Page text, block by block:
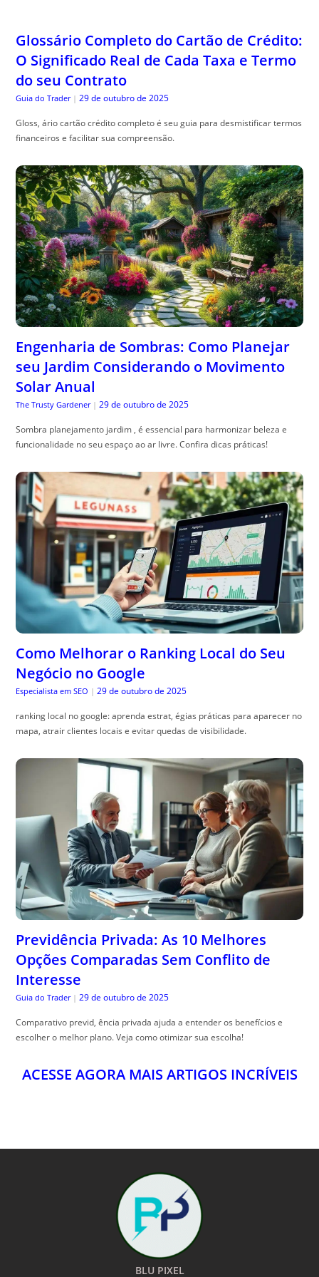
Glossário Completo do Cartão de Crédito:
O Significado Real de Cada Taxa e Termo
do seu Contrato
Guia do Trader | 29 de outubro de 2025
Gloss, ário cartão crédito completo é seu guia para desmistificar termos
financeiros e facilitar sua compreensão.
Engenharia de Sombras: Como Planejar
seu Jardim Considerando o Movimento
Solar Anual
The Trusty Gardener | 29 de outubro de 2025
Sombra planejamento jardim , é essencial para harmonizar beleza e
funcionalidade no seu espaço ao ar livre. Confira dicas práticas!
Como Melhorar o Ranking Local do Seu
Negócio no Google
Especialista em SEO | 29 de outubro de 2025
ranking local no google: aprenda estrat, égias práticas para aparecer no
mapa, atrair clientes locais e evitar quedas de visibilidade.
Previdência Privada: As 10 Melhores
Opções Comparadas Sem Conflito de
Interesse
Guia do Trader | 29 de outubro de 2025
Comparativo previd, ência privada ajuda a entender os benefícios e
escolher o melhor plano. Veja como otimizar sua escolha!
ACESSE AGORA MAIS ARTIGOS INCRÍVEIS
BLU PIXEL